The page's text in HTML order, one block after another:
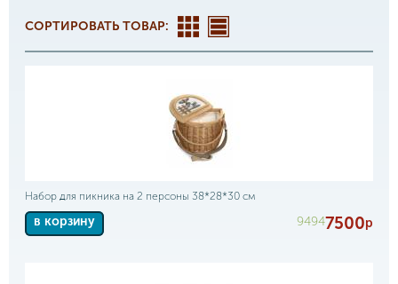
СОРТИРОВАТЬ ТОВАР:
Набор для пикника на 2 персоны 38*28*30 см
в корзину 94947500р